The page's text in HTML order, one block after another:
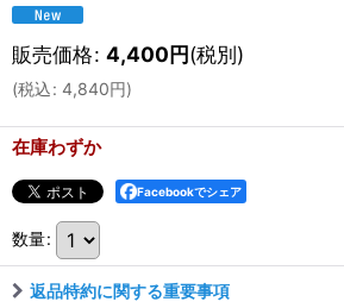
販売価格: 4,400円(税別)
(税込: 4,840円)
在庫わずか
Facebookでシェア
数量:
返品特約に関する重要事項